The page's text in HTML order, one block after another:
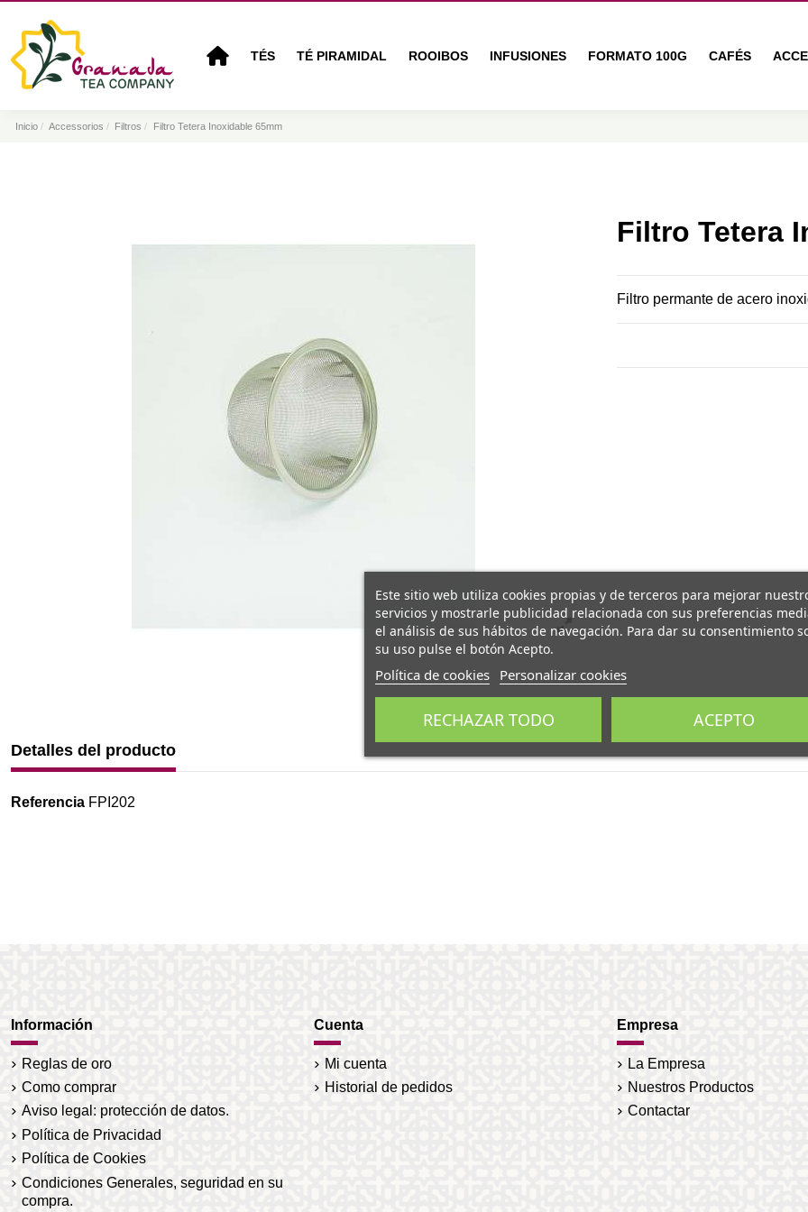
TÉS TÉ PIRAMIDAL ROOIBOS INFUSIONES FORMATO 100G CAFÉS
Inicio Accessorios Filtros Filtro Tetera Inoxidable 65mm
Filtro Tetera
Filtro permante de acero
Detalles del producto
Referencia FPI202
Información
Reglas de oro
Como comprar
Aviso legal: protección de datos.
Política de Privacidad
Política de Cookies
Condiciones Generales, seguridad en su
compra.
Cuenta
Mi cuenta
Historial de pedidos
Empresa
La Empresa
Nuestros Productos
Contactar
Este sitio web utiliza cookies propias y de terceros para mejorar
servicios y mostrarle publicidad relacionada con sus preferencias
el análisis de sus hábitos de navegación. Para dar su consentimiento
su uso pulse el botón Acepto.
Política de cookies Personalizar cookies
RECHAZAR TODO ACEPTO